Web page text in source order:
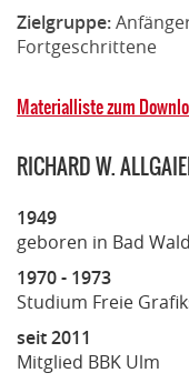
Zielgruppe:
Fortgeschrittene
Materialliste zum
RICHARD W.
1949
geboren in Bad
1970 - 1973
Studium Freie
seit 2011
Mitglied BBK Ulm